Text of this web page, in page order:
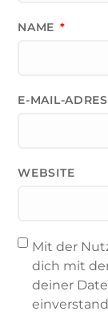
NAME *
E-MAIL-
WEBSITE
Mit der
dich mit
deiner